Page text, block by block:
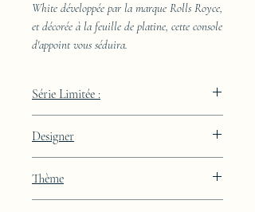
White développée par la marque Rolls Royce,
et décorée à la feuille de platine, cette console
d'appoint vous séduira.
Série Limitée :
Designer
Thème